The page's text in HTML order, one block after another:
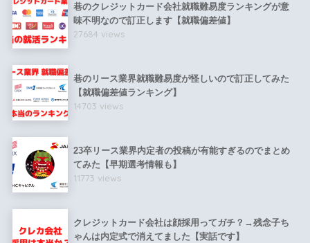
巷のクレジットカード会社就職難易度ランキングが意
味不明なので訂正します【就職偏差値】
27684 views
巷のリース業界就職難易度が怪しいので訂正してみた
【就職偏差値ランキング】
14703 views
23卒リース業界内定者の投稿が有能すぎるのでまとめ
てみた【早期選考情報も】
11773 views
クレジットカード会社は顔採用ってガチ？→残念子ち
ゃんは内定式で消えてました【実話です】